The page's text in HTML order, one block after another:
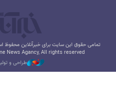
تمامی حقوق این سایت برای خبرآنلاین محفوظ
News Agancy, All rights reserved
طراحی و